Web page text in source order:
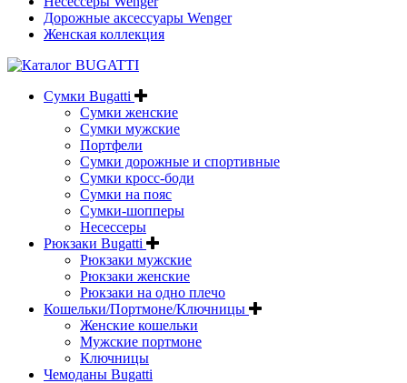
Дорожные аксессуары Wenger
Женская коллекция
Сумки Bugatti
Сумки женские
Сумки мужские
Портфели
Сумки дорожные и спортивные
Сумки кросс-боди
Сумки на пояс
Сумки-шопперы
Несессеры
Рюкзаки Bugatti
Рюкзаки мужские
Рюкзаки женские
Рюкзаки на одно плечо
Кошельки/Портмоне/Ключницы
Женские кошельки
Мужские портмоне
Ключницы
Чемоданы Bugatti